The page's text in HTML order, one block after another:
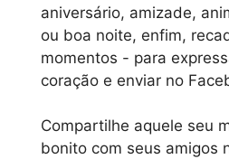
aniversário, amizade,
ou boa noite, enfim,
momentos - para
coração e enviar no
Compartilhe aquele seu
bonito com seus amigos